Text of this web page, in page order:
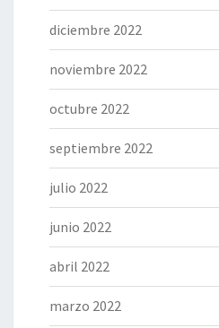
diciembre 2022
noviembre 2022
octubre 2022
septiembre 2022
julio 2022
junio 2022
abril 2022
marzo 2022